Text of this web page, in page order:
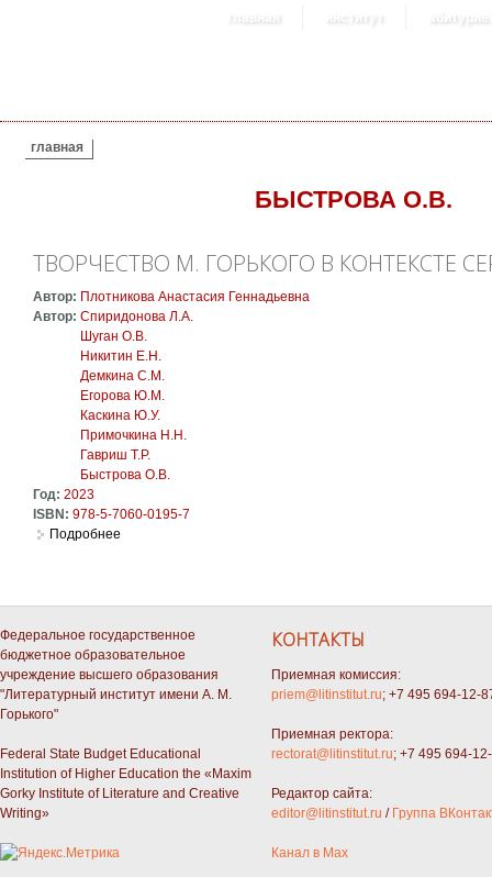
главная институт
ВЫ ЗДЕСЬ
главная
БЫСТРОВА О.В.
ТВОРЧЕСТВО М. ГОРЬКОГО В КОНТЕКСТЕ
Автор: Плотникова Анастасия Геннадьевна
Автор: Спиридонова Л.А.
Шуган О.В.
Никитин Е.Н.
Демкина С.М.
Егорова Ю.М.
Каскина Ю.У.
Примочкина Н.Н.
Гавриш Т.Р.
Быстрова О.В.
Год: 2023
ISBN: 978-5-7060-0195-7
Подробнее
Федеральное государственное
бюджетное образовательное
учреждение высшего образования
"Литературный институт имени А. М.
Горького"
Federal State Budget Educational
Institution of Higher Education the «Maxim
Gorky Institute of Literature and Creative
Writing»
КОНТАКТЫ
Приемная комиссия:
priem@litinstitut.ru; +7 495 694-12-
Приемная ректора:
rectorat@litinstitut.ru; +7 495 694-
Редактор сайта:
editor@litinstitut.ru / Группа
Канал в Max